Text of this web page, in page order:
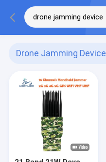
Drone Jamming Device